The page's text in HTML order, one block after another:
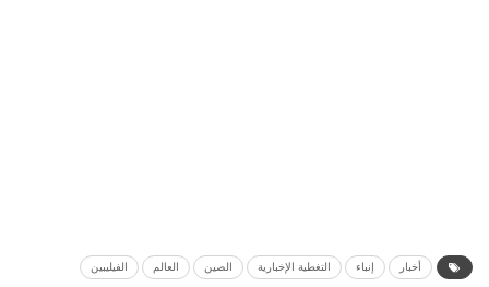
أخبار إنباء التغطية الإخبارية الصين العالم الفيليبين